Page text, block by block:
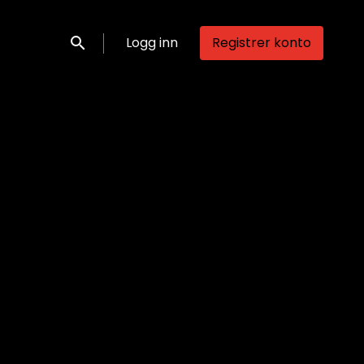
Søk Logg inn Registrer konto